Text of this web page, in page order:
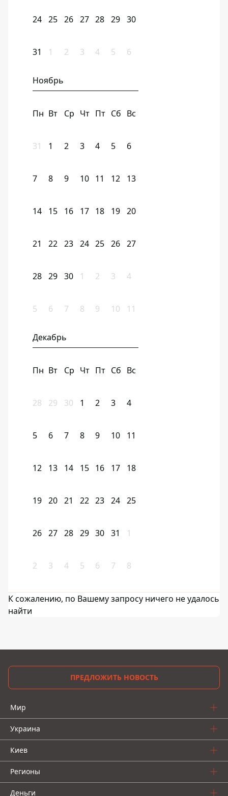
24 25 26 27 28 29 30
31 1 2 3 4 5 6
Ноябрь
Пн Вт Ср Чт Пт Сб Вс
31 1 2 3 4 5 6
7 8 9 10 11 12 13
14 15 16 17 18 19 20
21 22 23 24 25 26 27
28 29 30 1 2 3 4
5 6 7 8 9 10 11
Декабрь
Пн Вт Ср Чт Пт Сб Вс
28 29 30 1 2 3 4
5 6 7 8 9 10 11
12 13 14 15 16 17 18
19 20 21 22 23 24 25
26 27 28 29 30 31 1
2 3 4 5 6 7 8
К сожалению, по Вашему запросу ничего не удалось
найти
ПРЕДЛОЖИТЬ НОВОСТЬ
Мир
Украина
Киев
Регионы
Деньги